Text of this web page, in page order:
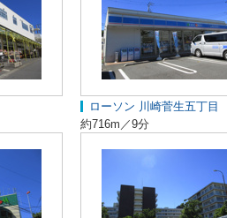
ローソン 川崎菅生五丁目
約716m／9分